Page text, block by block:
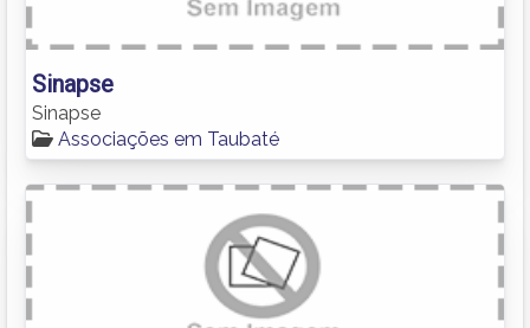
Sinapse
Sinapse
Associações em Taubaté